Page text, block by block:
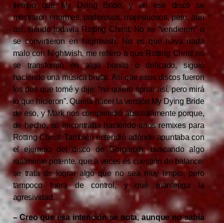
tiempo que My Dying Bride, y en ese disco se
mostraron enormes, poderosos, majestuosos, pero, aun
así, siendo todavía Rotting Christ. No se “vendieron” o
se convirtieron en Nightwish. No es que haya nada
malo con Nightwish, me refiero a que Rotting Christ no
se transformó en algo bonito o delicado, siguió
haciendo una música brutal. Así que esos discos fueron
los dos que tomé y dije: “no quiero sonar así, pero mirá
lo que hicieron”. Quería hacer la versión My Dying Bride
de eso, y Mark nos comprendió absolutamente porque,
de hecho, se encontraba haciendo unos remixes para
Rotting Christ. También entendió adónde apuntaba con
el ejemplo del disco de Gorgoroth, buscando algo
realmente potente, que a veces es cuestión de balance:
se trata de lograr algo que no sea muy limpio, pero
tampoco fuera de control, y que mantenga la
agresividad.
– Creo que esa intención se nota, aunque no sabía